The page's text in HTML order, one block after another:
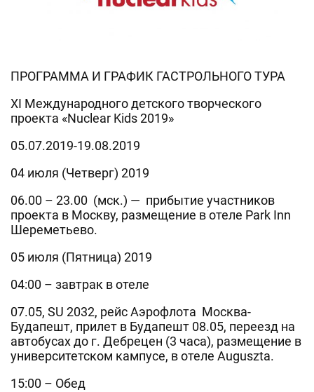
ПРОГРАММА И ГРАФИК ГАСТРОЛЬНОГО ТУРА
XI Международного детского творческого
проекта «Nuclear Kids 2019»
05.07.2019-19.08.2019
04 июля (Четверг) 2019
06.00 – 23.00 (мск.) — прибытие участников
проекта в Москву, размещение в отеле Park Inn
Шереметьево.
05 июля (Пятница) 2019
04:00 – завтрак в отеле
07.05, SU 2032, рейс Аэрофлота Москва-
Будапешт, прилет в Будапешт 08.05, переезд на
автобусах до г. Дебрецен (3 часа), размещение в
университетском кампусе, в отеле Auguszta.
15:00 – Обед